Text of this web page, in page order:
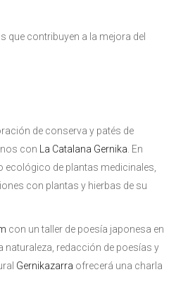
contribuyen a la mejora del
de conserva y patés de
con La Catalana Gernika . En
ecológico de plantas medicinales,
con plantas y hierbas de su
con un taller de poesía japonesa en
naturaleza, redacción de poesías y
Gernikazarra ofrecerá una charla